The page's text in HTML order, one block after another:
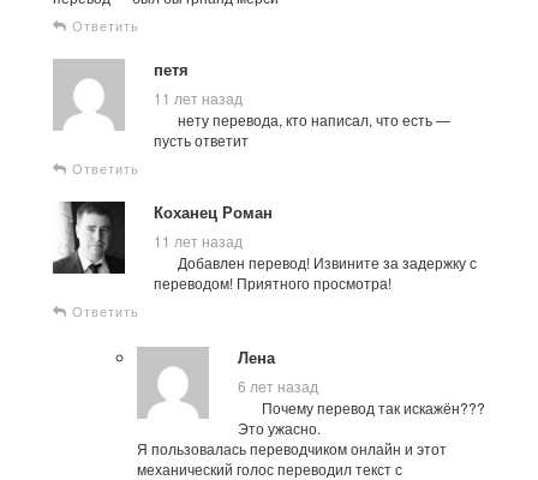
Ответить
петя
11 лет назад
нету перевода, кто написал, что есть —
пусть ответит
Ответить
Коханец Роман
11 лет назад
Добавлен перевод! Извините за задержку с
переводом! Приятного просмотра!
Ответить
Лена
6 лет назад
Почему перевод так искажён???
Это ужасно.
Я пользовалась переводчиком онлайн и этот
механический голос переводил текст с